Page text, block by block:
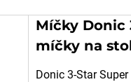
Míčky Donic
míčky na
Donic 3-Star